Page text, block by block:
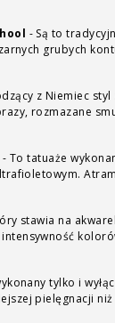
- Są to
grubych
z Niemiec styl
rozmazane
- To tatuaże
stawia na
tylko i
pielęgnacji